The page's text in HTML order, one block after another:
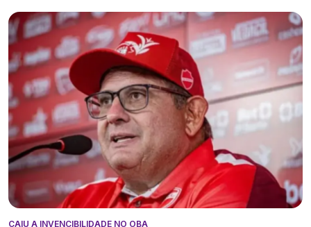
CAIU A INVENCIBILIDADE NO OBA